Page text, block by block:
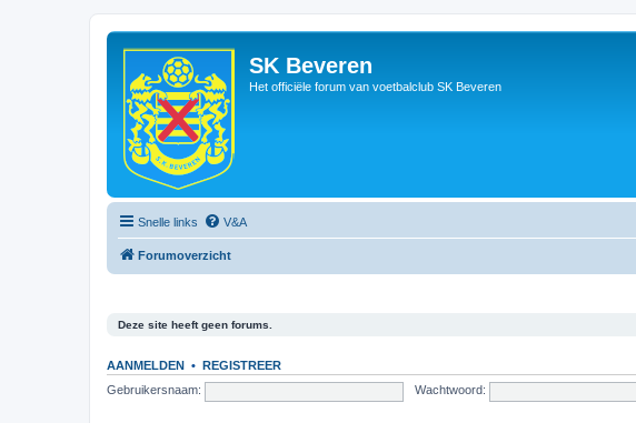
SK Beveren
Het officiële forum van voetbalclub SK Beveren
Snelle links V&A
Forumoverzicht
Deze site heeft geen forums.
AANMELDEN • REGISTREER
Gebruikersnaam:
Wachtwoord: